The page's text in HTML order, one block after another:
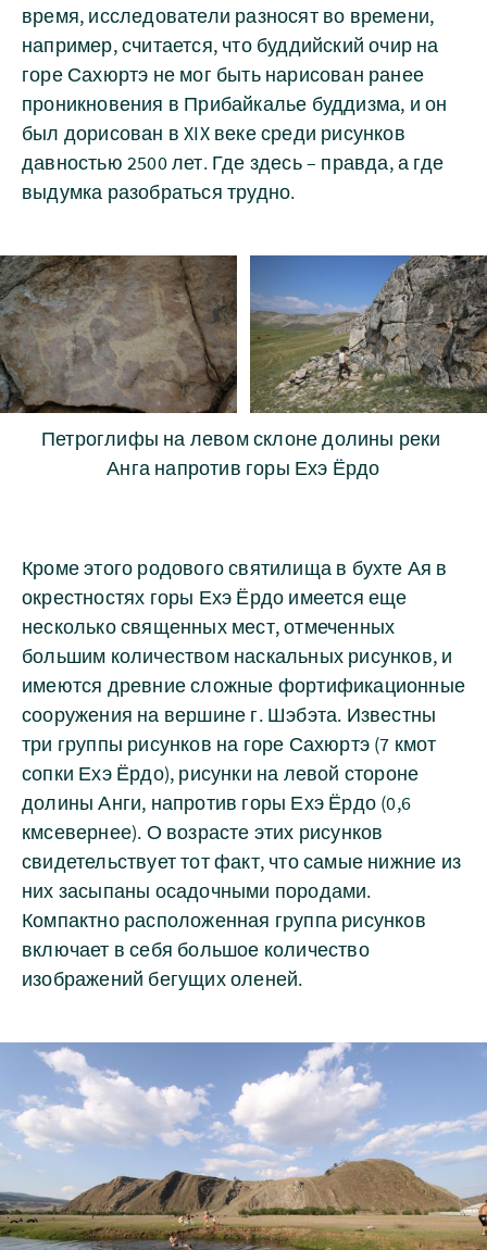
время, исследователи разносят во времени,
например, считается, что буддийский очир на
горе Сахюртэ не мог быть нарисован ранее
проникновения в Прибайкалье буддизма, и он
был дорисован в XIX веке среди рисунков
давностью 2500 лет. Где здесь – правда, а где
выдумка разобраться трудно.
Петроглифы на левом склоне долины реки
Анга напротив горы Ехэ Ёрдо
Кроме этого родового святилища в бухте Ая в
окрестностях горы Ехэ Ёрдо имеется еще
несколько священных мест, отмеченных
большим количеством наскальных рисунков, и
имеются древние сложные фортификационные
сооружения на вершине г. Шэбэта. Известны
три группы рисунков на горе Сахюртэ (7 кмот
сопки Ехэ Ёрдо), рисунки на левой стороне
долины Анги, напротив горы Ехэ Ёрдо (0,6
кмсевернее). О возрасте этих рисунков
свидетельствует тот факт, что самые нижние из
них засыпаны осадочными породами.
Компактно расположенная группа рисунков
включает в себя большое количество
изображений бегущих оленей.